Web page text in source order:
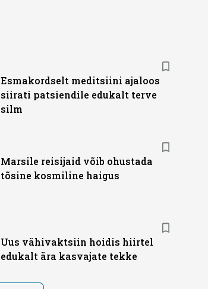
Esmakordselt meditsiini ajaloos
siirati patsiendile edukalt terve
silm
Marsile reisijaid võib ohustada
tõsine kosmiline haigus
Uus vähivaktsiin hoidis hiirtel
edukalt ära kasvajate tekke